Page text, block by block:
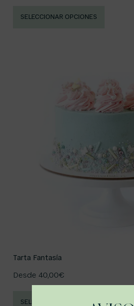
SELECCIONAR OPCIONES
Tarta Fantasía
Desde 40,00€
SELECCIONAR OPCIONES